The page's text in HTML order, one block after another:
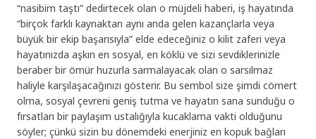
“nasibim taştı” dedirtecek olan o müjdeli haberi, iş hayatında
“birçok farklı kaynaktan aynı anda gelen kazançlarla veya
büyük bir ekip başarısıyla” elde edeceğiniz o kilit zaferi veya
hayatınızda aşkın en sosyal, en köklü ve sizi sevdiklerinizle
beraber bir ömür huzurla sarmalayacak olan o sarsılmaz
haliyle karşılaşacağınızı gösterir. Bu sembol size şimdi cömert
olma, sosyal çevreni geniş tutma ve hayatın sana sunduğu o
fırsatları bir paylaşım ustalığıyla kucaklama vakti olduğunu
söyler; çünkü sizin bu dönemdeki enerjiniz en kopuk bağları